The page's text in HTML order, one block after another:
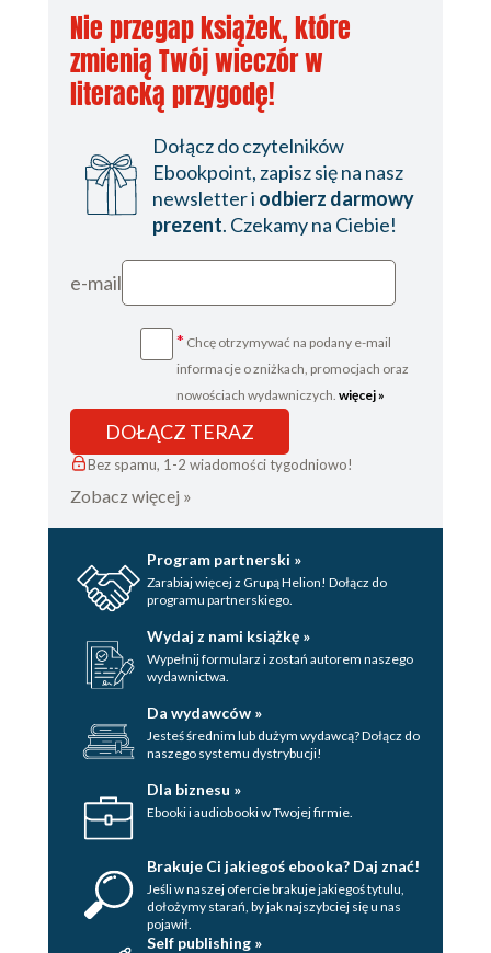
Nie przegap książek, które
zmienią Twój wieczór w
literacką przygodę!
Dołącz do czytelników
Ebookpoint, zapisz się na nasz
newsletter i odbierz darmowy
prezent. Czekamy na Ciebie!
e-mail
* Chcę otrzymywać na podany e-mail
informacje o zniżkach, promocjach oraz
nowościach wydawniczych. więcej »
DOŁĄCZ TERAZ
Bez spamu, 1-2 wiadomości tygodniowo!
Zobacz więcej »
Program partnerski »
Zarabiaj więcej z Grupą Helion! Dołącz do
programu partnerskiego.
Wydaj z nami książkę »
Wypełnij formularz i zostań autorem naszego
wydawnictwa.
Da wydawców »
Jesteś średnim lub dużym wydawcą? Dołącz do
naszego systemu dystrybucji!
Dla biznesu »
Ebooki i audiobooki w Twojej firmie.
Brakuje Ci jakiegoś ebooka? Daj znać!
Jeśli w naszej ofercie brakuje jakiegoś tytulu,
dołożymy starań, by jak najszybciej się u nas
pojawił.
Self publishing »